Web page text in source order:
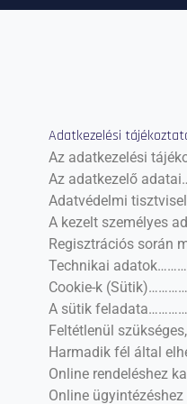
Adatkezelési
Az adatkezelési
Az adatkezelő
Adatvédelmi
A kezelt személyes
Regisztrációs során
Technikai
Cookie-k
A sütik
Feltétlenül
Harmadik fél által
Online rendeléshez
Online